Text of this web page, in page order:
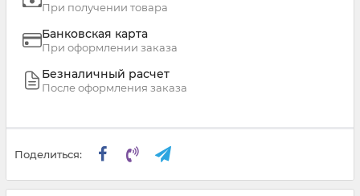
При получении товара
Банковская карта
При оформлении заказа
Безналичный расчет
После оформления заказа
Поделиться: